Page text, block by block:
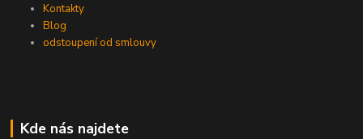
Kontakty
Blog
odstoupení od smlouvy
Kde nás najdete